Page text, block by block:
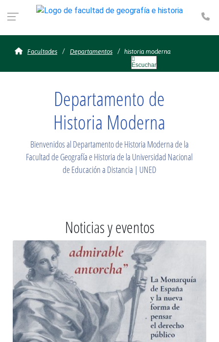
historia moderna
Facultades Departamentos historia moderna
Escuchar
Departamento de
Historia Moderna
Bienvenidos al Departamento de Historia Moderna de la
Facultad de Geografía e Historia de la Universidad Nacional
de Educación a Distancia | UNED
Noticias y eventos